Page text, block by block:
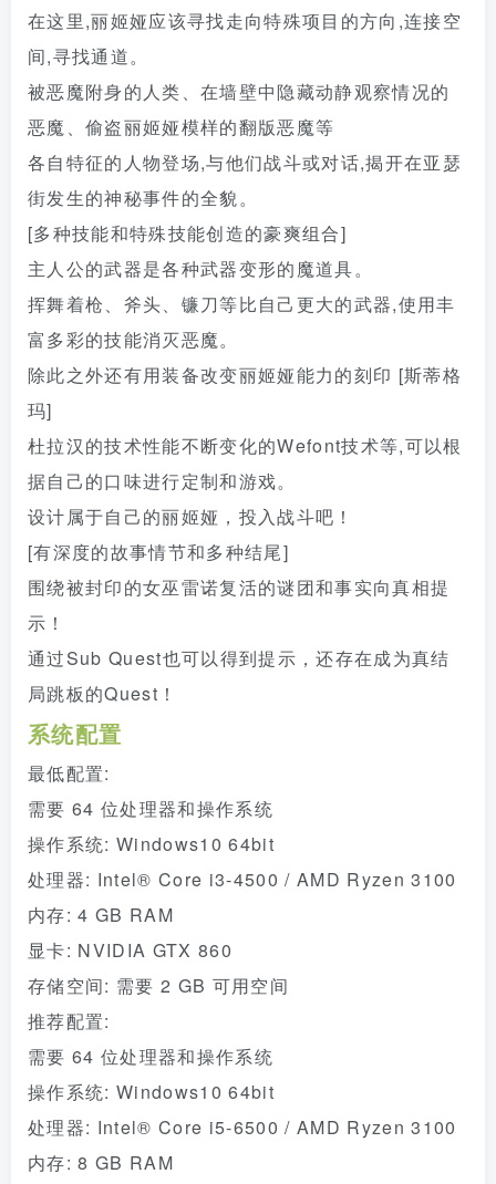
在这里,丽姬娅应该寻找走向特殊项目的方向,连接空
间,寻找通道。
被恶魔附身的人类、在墙壁中隐藏动静观察情况的
恶魔、偷盗丽姬娅模样的翻版恶魔等
各自特征的人物登场,与他们战斗或对话,揭开在亚瑟
街发生的神秘事件的全貌。
[多种技能和特殊技能创造的豪爽组合]
主人公的武器是各种武器变形的魔道具。
挥舞着枪、斧头、镰刀等比自己更大的武器,使用丰
富多彩的技能消灭恶魔。
除此之外还有用装备改变丽姬娅能力的刻印 [斯蒂格
玛]
杜拉汉的技术性能不断变化的Wefont技术等,可以根
据自己的口味进行定制和游戏。
设计属于自己的丽姬娅，投入战斗吧！
[有深度的故事情节和多种结尾]
围绕被封印的女巫雷诺复活的谜团和事实向真相提
示！
通过Sub Quest也可以得到提示，还存在成为真结
局跳板的Quest！
系统配置
最低配置:
需要 64 位处理器和操作系统
操作系统: Windows10 64bit
处理器: Intel® Core i3-4500 / AMD Ryzen 3100
内存: 4 GB RAM
显卡: NVIDIA GTX 860
存储空间: 需要 2 GB 可用空间
推荐配置:
需要 64 位处理器和操作系统
操作系统: Windows10 64bit
处理器: Intel® Core i5-6500 / AMD Ryzen 3100
内存: 8 GB RAM